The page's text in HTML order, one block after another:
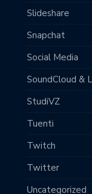
Slideshare
Snapchat
Social Media
SoundCloud &
StudiVZ
Tuenti
Twitch
Twitter
Uncategorized